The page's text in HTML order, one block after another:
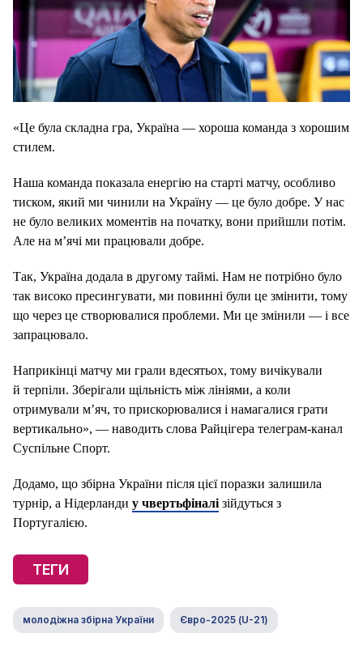
«Це була складна гра, Україна — хороша команда з хорошим
стилем.
Наша команда показала енергію на старті матчу, особливо
тиском, який ми чинили на Україну — це було добре. У нас
не було великих моментів на початку, вони прийшли потім.
Але на м’ячі ми працювали добре.
Так, Україна додала в другому таймі. Нам не потрібно було
так високо пресингувати, ми повинні були це змінити, тому
що через це створювалися проблеми. Ми це змінили — і все
запрацювало.
Наприкінці матчу ми грали вдесятьох, тому вичікували
й терпіли. Зберігали щільність між лініями, а коли
отримували м’яч, то прискорювалися і намагалися грати
вертикально», — наводить слова Райцігера телеграм-канал
Суспільне Спорт.
Додамо, що збірна України після цієї поразки залишила
турнір, а Нідерланди у чвертьфіналізійдуться з
Португалією.
ТЕГИ
молодіжна збірна України Євро-2025 (U-21)